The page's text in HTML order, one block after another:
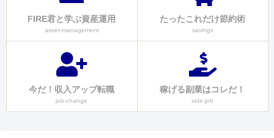
FIRE君と学ぶ資産運用
asset-management
たったこれだけ節約術
savings
今だ！収入アップ転職
job-change
稼げる副業はコレだ！
side-job